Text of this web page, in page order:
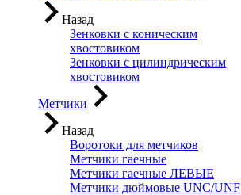
Назад
Зенковки с коническим
хвостовиком
Зенковки с цилиндрическим
хвостовиком
Метчики
Назад
Воротоки для метчиков
Метчики гаечные
Метчики гаечные ЛЕВЫЕ
Метчики дюймовые UNC/UNF